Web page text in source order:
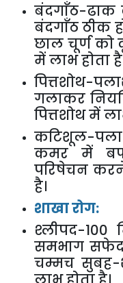
बंदगाँठ-ढाक
बंदगाँठ ठीक
छाल चूर्ण को
में लाभ होता
पित्तशोथ-
गलाकर
पित्तशोथ में
कटिशूल-
कमर में
परिषेचन
है।
शाखा रोग:
श्लीपद-100
समभाग सफेद
चम्मच सुबह-